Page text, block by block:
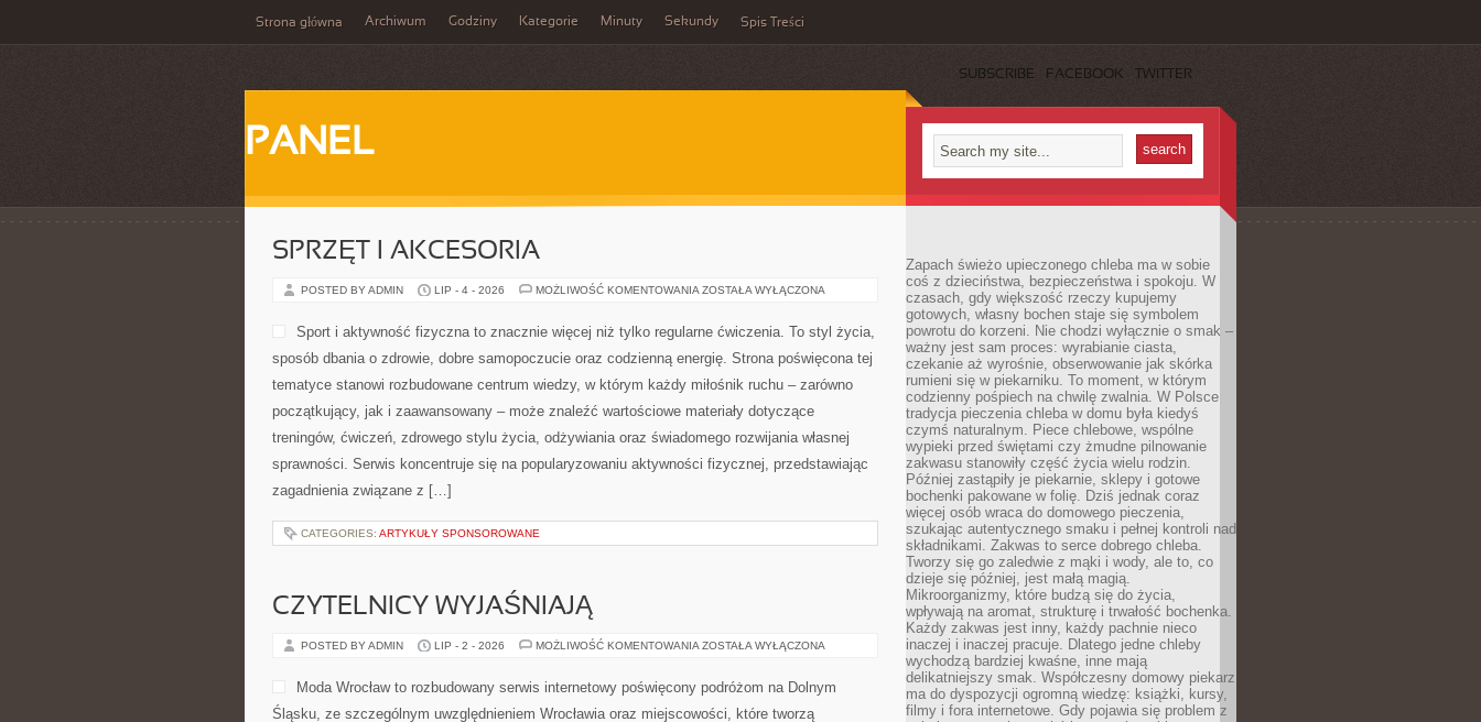
Strona główna Archiwum Godziny Kategorie Minuty Sekundy Spis Treści
SUBSCRIBE FACEBOOK TWITTER
PANEL
SPRZĘT I AKCESORIA
POSTED BY ADMIN LIP - 4 - 2026 MOŻLIWOŚĆ KOMENTOWANIA SPRZĘT
ZOSTAŁA WYŁĄCZONA
Sport i aktywność fizyczna to znacznie więcej niż tylko regularne ćwiczenia. To styl życia,
sposób dbania o zdrowie, dobre samopoczucie oraz codzienną energię. Strona poświęcona tej
tematyce stanowi rozbudowane centrum wiedzy, w którym każdy miłośnik ruchu – zarówno
początkujący, jak i zaawansowany – może znaleźć wartościowe materiały dotyczące
treningów, ćwiczeń, zdrowego stylu życia, odżywiania oraz świadomego rozwijania własnej
sprawności. Serwis koncentruje się na popularyzowaniu aktywności fizycznej, przedstawiając
zagadnienia związane z […]
CATEGORIES: ARTYKUŁY SPONSOROWANE
CZYTELNICY WYJAŚNIAJĄ
POSTED BY ADMIN LIP - 2 - 2026 MOŻLIWOŚĆ KOMENTOWANIA CZYTELNICY
ZOSTAŁA WYŁĄCZONA
Moda Wrocław to rozbudowany serwis internetowy poświęcony podróżom na Dolnym
Śląsku, ze szczególnym uwzględnieniem Wrocławia oraz miejscowości, które tworzą
Zapach świeżo upieczonego chleba ma w sobie
coś z dzieciństwa, bezpieczeństwa i spokoju. W
czasach, gdy większość rzeczy kupujemy
gotowych, własny bochen staje się symbolem
powrotu do korzeni. Nie chodzi wyłącznie o smak –
ważny jest sam proces: wyrabianie ciasta,
czekanie aż wyrośnie, obserwowanie jak skórka
rumieni się w piekarniku. To moment, w którym
codzienny pośpiech na chwilę zwalnia. W Polsce
tradycja pieczenia chleba w domu była kiedyś
czymś naturalnym. Piece chlebowe, wspólne
wypieki przed świętami czy żmudne pilnowanie
zakwasu stanowiły część życia wielu rodzin.
Później zastąpiły je piekarnie, sklepy i gotowe
bochenki pakowane w folię. Dziś jednak coraz
więcej osób wraca do domowego pieczenia,
szukając autentycznego smaku i pełnej kontroli nad
składnikami. Zakwas to serce dobrego chleba.
Tworzy się go zaledwie z mąki i wody, ale to, co
dzieje się później, jest małą magią.
Mikroorganizmy, które budzą się do życia,
wpływają na aromat, strukturę i trwałość bochenka.
Każdy zakwas jest inny, każdy pachnie nieco
inaczej i inaczej pracuje. Dlatego jedne chleby
wychodzą bardziej kwaśne, inne mają
delikatniejszy smak. Współczesny domowy piekarz
ma do dyspozycji ogromną wiedzę: książki, kursy,
filmy i fora internetowe. Gdy pojawia się problem z